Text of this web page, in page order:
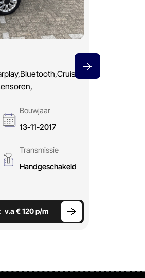
Bouwjaar
13-11-2017
Transmissie
Handgeschakeld
v.a € 120 p/m